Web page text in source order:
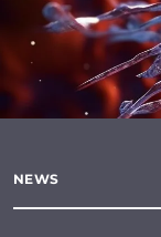
NEWS